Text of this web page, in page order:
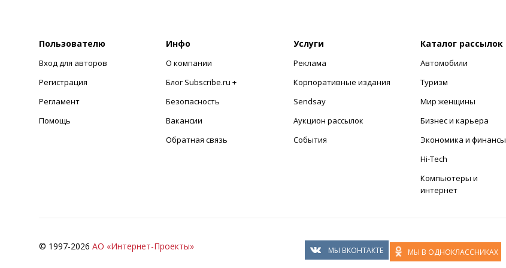
Пользователю
Вход для авторов
Регистрация
Регламент
Помощь
Инфо
О компании
Блог Subscribe.ru +
Безопасность
Вакансии
Обратная связь
Услуги
Реклама
Корпоративные издания
Sendsay
Аукцион рассылок
События
Каталог рассылок
Автомобили
Туризм
Мир женщины
Бизнес и карьера
Экономика и финансы
Hi-Tech
Компьютеры и
интернет
© 1997-2026 АО «Интернет-Проекты» МЫ ВКОНТАКТЕ МЫ В ОДНОКЛАССНИКАХ